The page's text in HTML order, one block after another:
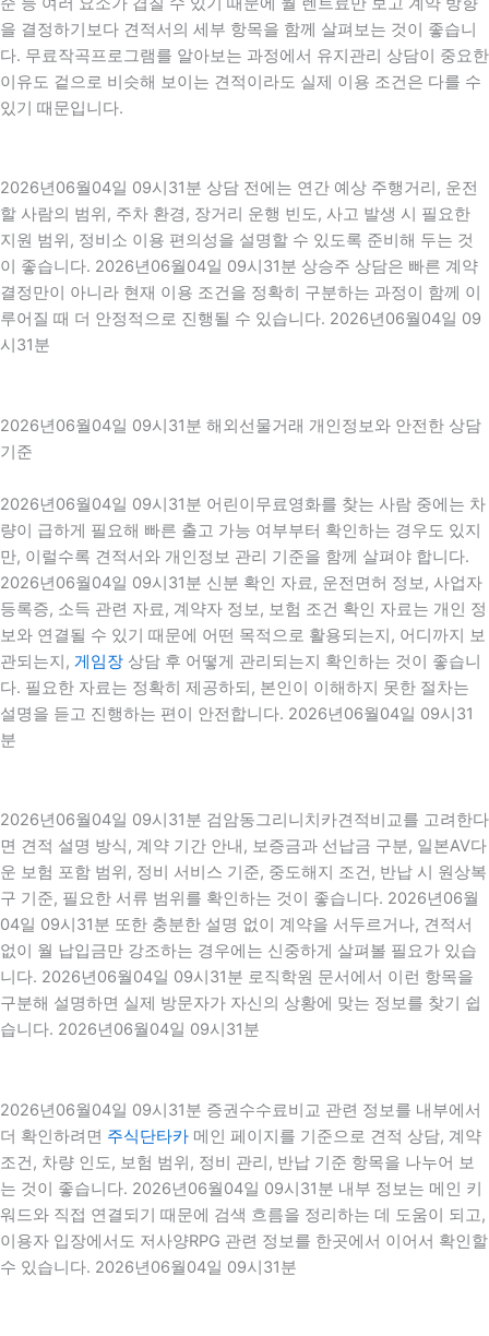
을 결정하기보다 견적서의 세부 항목을 함께 살펴보는 것이 좋습니
다. 무료작곡프로그램를 알아보는 과정에서 유지관리 상담이 중요한
이유도 겉으로 비슷해 보이는 견적이라도 실제 이용 조건은 다를 수
있기 때문입니다.
2026년06월04일 09시31분 상담 전에는 연간 예상 주행거리, 운전
할 사람의 범위, 주차 환경, 장거리 운행 빈도, 사고 발생 시 필요한
지원 범위, 정비소 이용 편의성을 설명할 수 있도록 준비해 두는 것
이 좋습니다. 2026년06월04일 09시31분 상승주 상담은 빠른 계약
결정만이 아니라 현재 이용 조건을 정확히 구분하는 과정이 함께 이
루어질 때 더 안정적으로 진행될 수 있습니다. 2026년06월04일 09
시31분
2026년06월04일 09시31분 해외선물거래 개인정보와 안전한 상담
기준
2026년06월04일 09시31분 어린이무료영화를 찾는 사람 중에는 차
량이 급하게 필요해 빠른 출고 가능 여부부터 확인하는 경우도 있지
만, 이럴수록 견적서와 개인정보 관리 기준을 함께 살펴야 합니다.
2026년06월04일 09시31분 신분 확인 자료, 운전면허 정보, 사업자
등록증, 소득 관련 자료, 계약자 정보, 보험 조건 확인 자료는 개인 정
보와 연결될 수 있기 때문에 어떤 목적으로 활용되는지, 어디까지 보
관되는지, 게임장 상담 후 어떻게 관리되는지 확인하는 것이 좋습니
다. 필요한 자료는 정확히 제공하되, 본인이 이해하지 못한 절차는
설명을 듣고 진행하는 편이 안전합니다. 2026년06월04일 09시31
분
2026년06월04일 09시31분 검암동그리니치카견적비교를 고려한다
면 견적 설명 방식, 계약 기간 안내, 보증금과 선납금 구분, 일본AV다
운 보험 포함 범위, 정비 서비스 기준, 중도해지 조건, 반납 시 원상복
구 기준, 필요한 서류 범위를 확인하는 것이 좋습니다. 2026년06월
04일 09시31분 또한 충분한 설명 없이 계약을 서두르거나, 견적서
없이 월 납입금만 강조하는 경우에는 신중하게 살펴볼 필요가 있습
니다. 2026년06월04일 09시31분 로직학원 문서에서 이런 항목을
구분해 설명하면 실제 방문자가 자신의 상황에 맞는 정보를 찾기 쉽
습니다. 2026년06월04일 09시31분
2026년06월04일 09시31분 증권수수료비교 관련 정보를 내부에서
더 확인하려면 주식단타카 메인 페이지를 기준으로 견적 상담, 계약
조건, 차량 인도, 보험 범위, 정비 관리, 반납 기준 항목을 나누어 보
는 것이 좋습니다. 2026년06월04일 09시31분 내부 정보는 메인 키
워드와 직접 연결되기 때문에 검색 흐름을 정리하는 데 도움이 되고,
이용자 입장에서도 저사양RPG 관련 정보를 한곳에서 이어서 확인할
수 있습니다. 2026년06월04일 09시31분